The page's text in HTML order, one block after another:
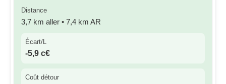
Distance
3,7 km aller • 7,4 km AR
Écart/L
-5,9 c€
Coût détour